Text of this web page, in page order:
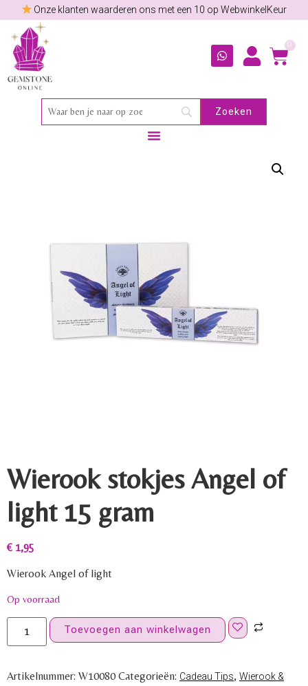
Onze klanten waarderen ons met een 10 op WebwinkelKeur
0
Wierook stokjes Angel of
light 15 gram
€ 1,95
Wierook Angel of light
Op voorraad
Toevoegen aan winkelwagen
Artikelnummer: W10080 Categorieën: Cadeau Tips, Wierook &